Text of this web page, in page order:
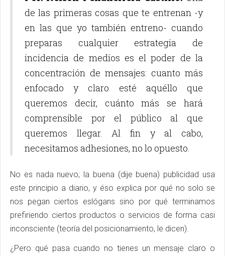
de las primeras cosas que te entrenan -y
en las que yo también entreno- cuando
preparas cualquier estrategia de
incidencia de medios es el poder de la
concentración de mensajes: cuanto más
enfocado y claro esté aquéllo que
queremos decir, cuánto más se hará
comprensible por el público al que
queremos llegar. Al fin y al cabo,
necesitamos adhesiones, no lo opuesto.
No es nada nuevo; la buena (dije buena) publicidad usa
este principio a diario, y éso explica por qué no solo se
nos pegan ciertos eslógans sino por qué terminamos
prefiriendo ciertos productos o servicios de forma casi
inconsciente (teoría del posicionamiento, le dicen).
¿Pero qué pasa cuando no tienes un mensaje claro o